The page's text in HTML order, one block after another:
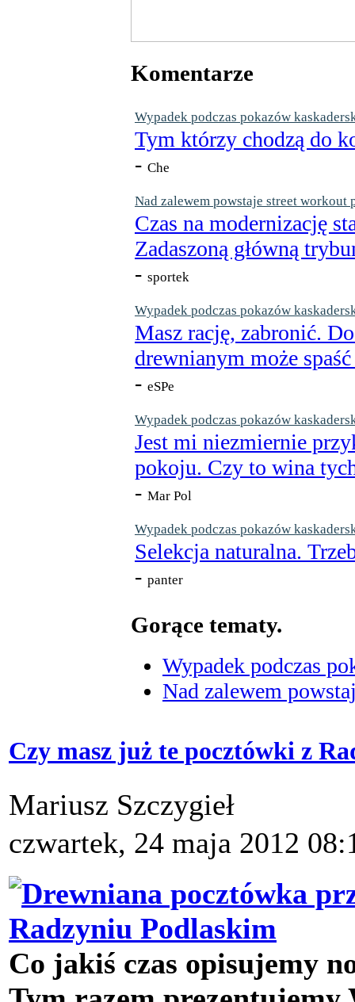
Komentarze
Wypadek podczas pokazów
Tym którzy chodzą do
- Che
Nad zalewem powstaje street workout
Czas na modernizację
Zadaszoną główną
- sportek
Wypadek podczas pokazów
Masz rację, zabronić.
drewnianym może
- eSPe
Wypadek podczas pokazów
Jest mi niezmiernie
pokoju. Czy to wina
- Mar Pol
Wypadek podczas pokazów
Selekcja naturalna.
- panter
Gorące tematy.
Wypadek podczas
Nad zalewem
Czy masz już te pocztówki z
Mariusz Szczygieł
czwartek, 24 maja 2012
Co jakiś czas opisujemy